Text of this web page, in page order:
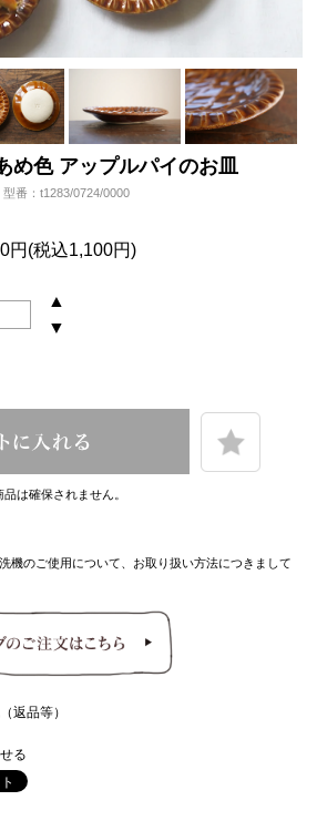
色 アップルパイのお皿
型番：t1283/0724/0000
円(税込1,100円)
▲
▼
は確保されません。
機のご使用について、お取り扱い方法につきまして
返品等）
る